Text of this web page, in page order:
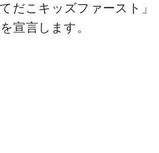
だこキッズファースト」
を宣言します。